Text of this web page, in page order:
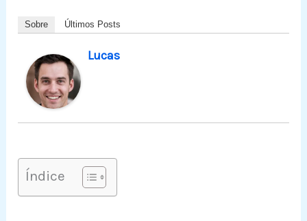
Sobre Últimos Posts
Lucas
Índice